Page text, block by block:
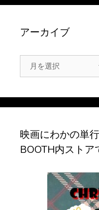
アーカイブ
ー
映画にわかの単
BOOTH内ストア